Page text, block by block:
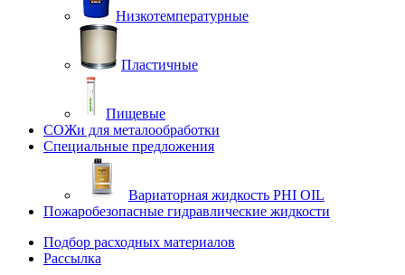
Низкотемпературные
Пластичные
Пищевые
СОЖи для металообработки
Специальные предложения
Вариаторная жидкость PHI OIL
Пожаробезопасные гидравлические жидкости
Подбор расходных материалов
Рассылка